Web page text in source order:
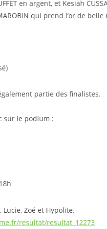
en argent, et Kesiah
qui prend l’or de belle
partie des finalistes.
sur le podium :
Zoé et Hypolite.
resultat/resultat_12273